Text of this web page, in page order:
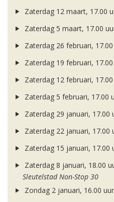
Zaterdag 12 maart, 17.00
Zaterdag 5 maart, 17.00
Zaterdag 26 februari,
Zaterdag 19 februari,
Zaterdag 12 februari,
Zaterdag 5 februari, 17.00
Zaterdag 29 januari, 17.00
Zaterdag 22 januari, 17.00
Zaterdag 15 januari, 17.00
Zaterdag 8 januari, 18.00
Sleutelstad Non-Stop 30
Zondag 2 januari, 16.00 uur